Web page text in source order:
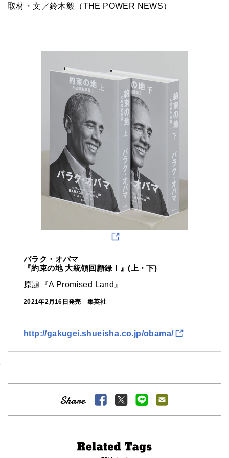
取材・文／鈴木毅（THE POWER NEWS）
バラク・オバマ
『約束の地 大統領回顧録Ⅰ』(上・下)
原題『A Promised Land』
2021年2月16日発売 集英社
http://gakugei.shueisha.co.jp/obama/